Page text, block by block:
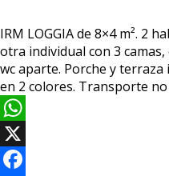
IRM LOGGIA de 8×4 m². 2
otra individual con 3
wc aparte. Porche y
en 2 colores. Transporte
WhatsApp
X